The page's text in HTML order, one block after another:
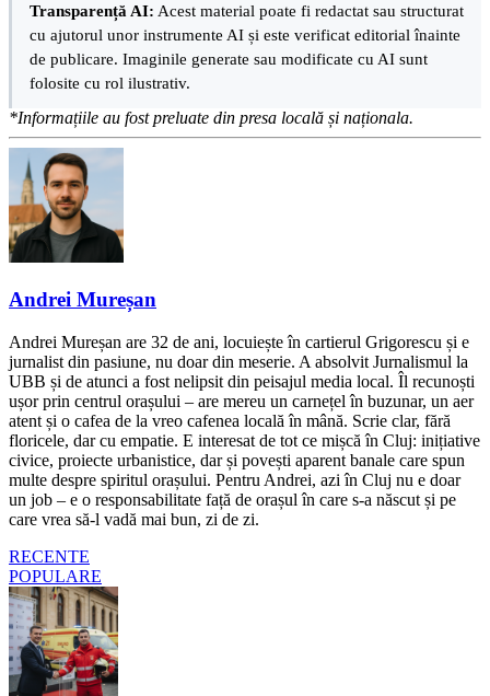
Transparență AI: Acest material poate fi redactat sau structurat
cu ajutorul unor instrumente AI și este verificat editorial înainte
de publicare. Imaginile generate sau modificate cu AI sunt
folosite cu rol ilustrativ.
*Informațiile au fost preluate din presa locală și naționala.
Andrei Mureșan
Andrei Mureșan are 32 de ani, locuiește în cartierul Grigorescu și e
jurnalist din pasiune, nu doar din meserie. A absolvit Jurnalismul la
UBB și de atunci a fost nelipsit din peisajul media local. Îl recunoști
ușor prin centrul orașului – are mereu un carnețel în buzunar, un aer
atent și o cafea de la vreo cafenea locală în mână. Scrie clar, fără
floricele, dar cu empatie. E interesat de tot ce mișcă în Cluj: inițiative
civice, proiecte urbanistice, dar și povești aparent banale care spun
multe despre spiritul orașului. Pentru Andrei, azi în Cluj nu e doar
un job – e o responsabilitate față de orașul în care s-a născut și pe
care vrea să-l vadă mai bun, zi de zi.
RECENTE
POPULARE